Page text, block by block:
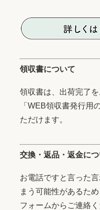
領収書について
領収書は、出荷完了
「WEB領収書発行用
ただけます。
交換・返品・返金に
お電話ですと言った
まう可能性があるた
フォームからご連絡く